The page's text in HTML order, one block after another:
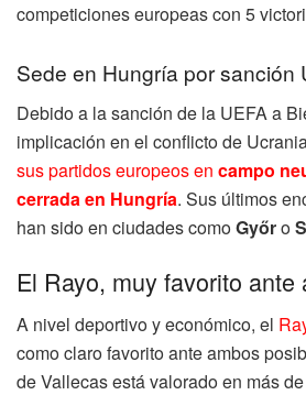
competiciones europeas con 5
Sede en Hungría por sanción
Debido a la sanción de la UEFA a
implicación en el conflicto de
sus partidos europeos en campo
cerrada en Hungría. Sus últimos
han sido en ciudades comoGyőro
El Rayo, muy favorito ante
A nivel deportivo y económico, el
como claro favorito ante ambos
de Vallecas está valorado en más